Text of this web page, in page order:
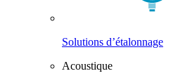
Solutions d’étalonnage
Acoustique